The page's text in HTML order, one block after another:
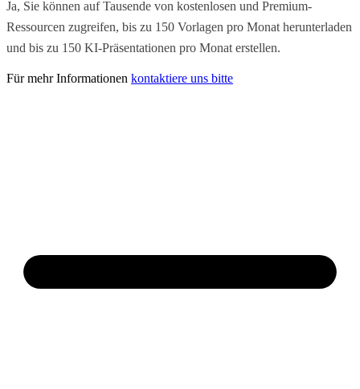
Ja, Sie können auf Tausende von kostenlosen und Premium-
Ressourcen zugreifen, bis zu 150 Vorlagen pro Monat herunterladen
und bis zu 150 KI-Präsentationen pro Monat erstellen.
Für mehr Informationen kontaktiere uns bitte